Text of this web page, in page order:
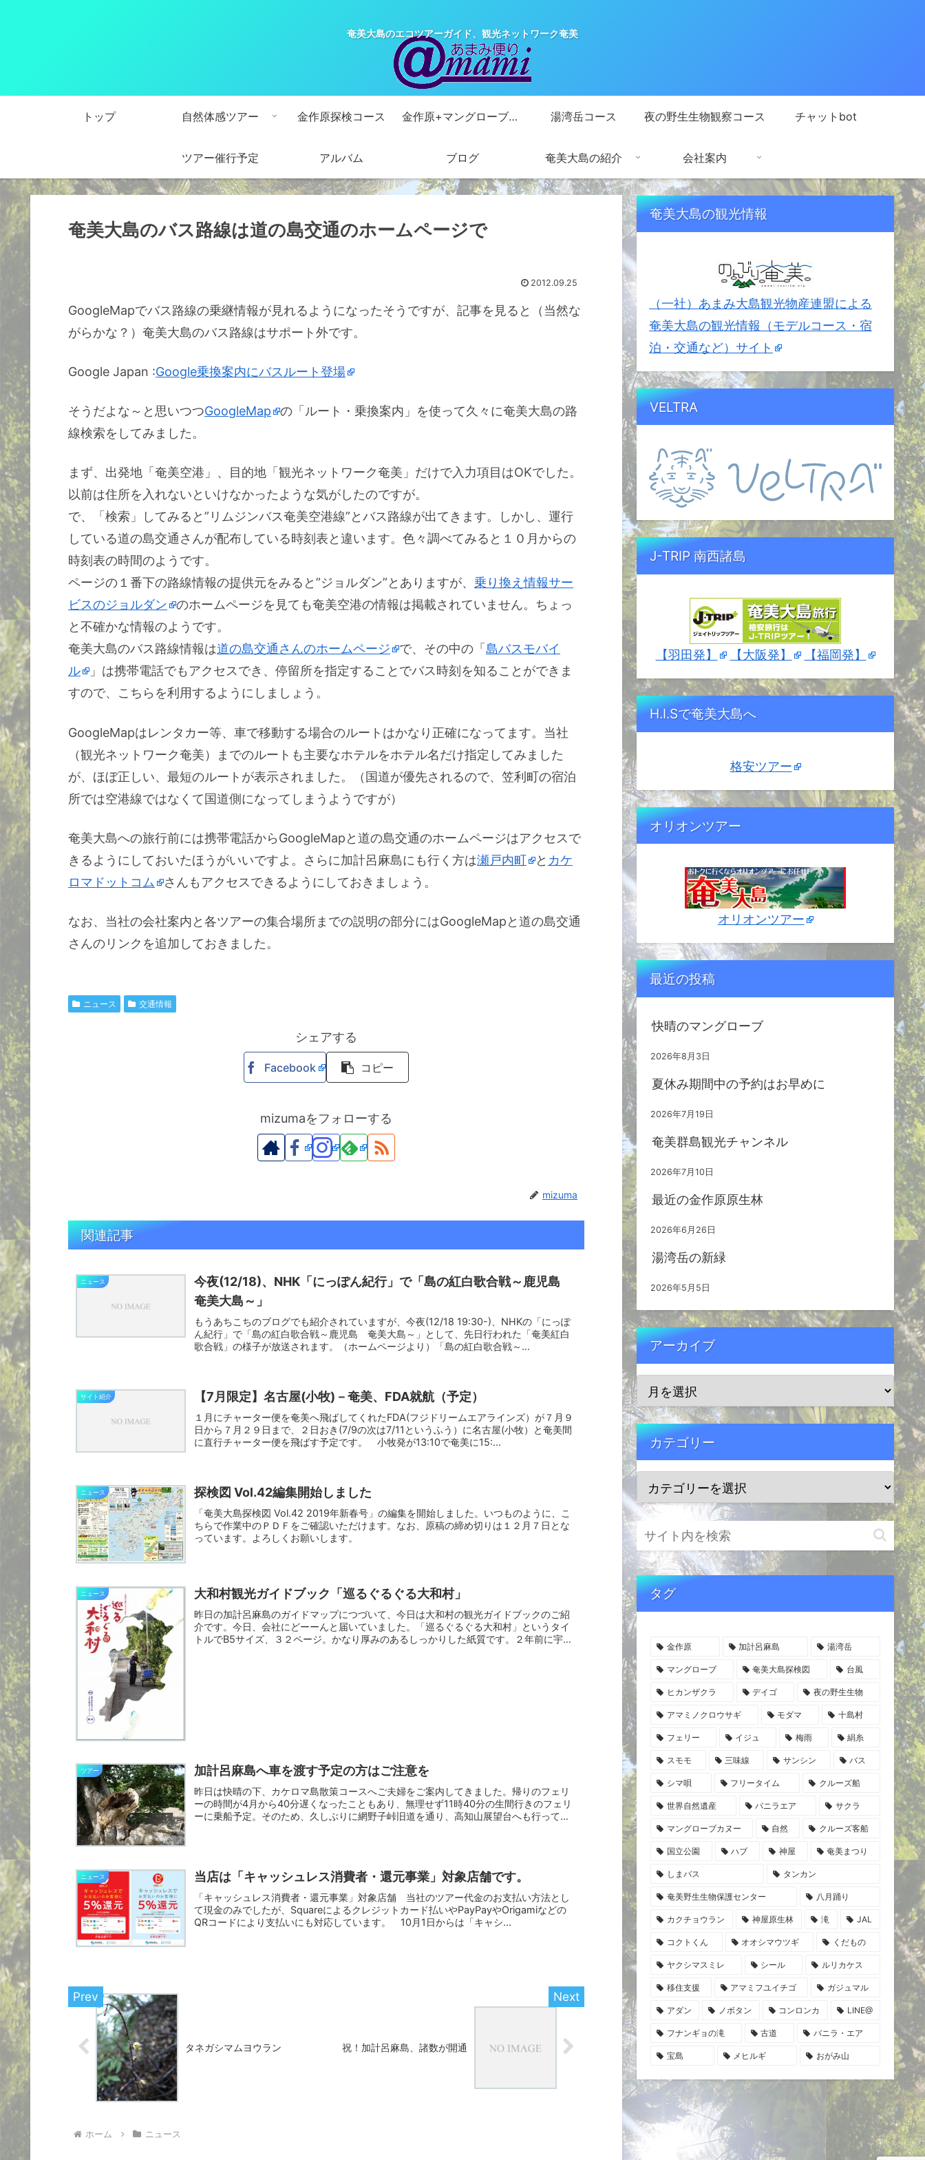
奄美大島のエコツアーガイド、観光ネットワーク奄美
トップ 自然体感ツアー 金作原探検コース 金作原+マングローブカヌーコース 湯湾岳コース 夜の野生生物観察コース チャットbot
ツアー催行予定 アルバム ブログ 奄美大島の紹介 会社案内
奄美大島のバス路線は道の島交通のホームページで
2012.09.25
GoogleMapでバス路線の乗継情報が見れるようになったそうですが、記事を見ると（当然な
がらかな？）奄美大島のバス路線はサポート外です。
Google Japan :Google乗換案内にバスルート登場
そうだよな～と思いつつGoogleMap
の「ルート・乗換案内」を使って久々に奄美大島の路
線検索をしてみました。
まず、出発地「奄美空港」、目的地「観光ネットワーク奄美」だけで入力項目はOKでした。
以前は住所を入れないといけなかったような気がしたのですが。
で、「検索」してみると”リムジンバス奄美空港線”とバス路線が出てきます。しかし、運行
している道の島交通さんが配布している時刻表と違います。色々調べてみると１０月からの
時刻表の時間のようです。
ページの１番下の路線情報の提供元をみると”ジョルダン”とありますが、 乗り換え情報サー
ビスのジョルダン
のホームページを見ても奄美空港の情報は掲載されていません。ちょっ
と不確かな情報のようです。
奄美大島のバス路線情報は道の島交通さんのホームページ で、その中の「 島バスモバイ
ル
」は携帯電話でもアクセスでき、停留所を指定することでバス時刻を知ることができま
すので、こちらを利用するようにしましょう。
GoogleMapはレンタカー等、車で移動する場合のルートはかなり正確になってます。当社
（観光ネットワーク奄美）までのルートも主要なホテルをホテル名だけ指定してみました
が、ほぼ正しい、最短のルートが表示されました。（国道が優先されるので、笠利町の宿泊
所では空港線ではなくて国道側になってしまうようですが）
奄美大島への旅行前には携帯電話からGoogleMapと道の島交通のホームページはアクセスで
きるようにしておいたほうがいいですよ。さらに加計呂麻島にも行く方は瀬戸内町 と カケ
ロマドットコム
さんもアクセスできるようにしておきましょう。
なお、当社の会社案内と各ツアーの集合場所までの説明の部分にはGoogleMapと道の島交通
さんのリンクを追加しておきました。
ニュース 交通情報
シェアする
Facebook コピー
mizumaをフォローする
mizuma
関連記事
ニュース
今夜(12/18)、NHK「にっぽん紀行」で「島の紅白歌合戦～鹿児島
奄美大島～」
もうあちこちのブログでも紹介されていますが、今夜(12/18 19:30-)、NHKの「にっぽ
ん紀行」で「島の紅白歌合戦～鹿児島 奄美大島～」として、先日行われた「奄美紅白
歌合戦」の様子が放送されます。（ホームページより）「島の紅白歌合戦～...
サイト紹介 【7月限定】名古屋(小牧)－奄美、FDA就航（予定）
１月にチャーター便を奄美へ飛ばしてくれたFDA(フジドリームエアラインズ）が７月９
日から７月２９日まで、２日おき(7/9の次は7/11というふう）に名古屋(小牧）と奄美間
に直行チャーター便を飛ばす予定です。 小牧発が13:10で奄美に15:...
ニュース 探検図 Vol.42編集開始しました
「奄美大島探検図 Vol.42 2019年新春号」の編集を開始しました。いつものように、こ
ちらで作業中のＰＤＦをご確認いただけます。なお、原稿の締め切りは１２月７日とな
っています。よろしくお願いします。
ニュース 大和村観光ガイドブック「巡るぐるぐる大和村」
昨日の加計呂麻島のガイドマップにつづいて、今日は大和村の観光ガイドブックのご紹
介です。今日、会社にどーーんと届いていました。「巡るぐるぐる大和村」というタイ
トルでB5サイズ、３２ページ。かなり厚みのあるしっかりした紙質です。２年前に宇検
ツアー 加計呂麻島へ車を渡す予定の方はご注意を
昨日は快晴の下、カケロマ島散策コースへご夫婦をご案内してきました。帰りのフェリ
ーの時間が4月から40分遅くなったこともあり、無理せず11時40分の生間行きのフェリ
ーに乗船予定。そのため、久しぶりに網野子峠旧道を通り、高知山展望台へも行って
ニュース 当店は「キャッシュレス消費者・還元事業」対象店舗です。
「キャッシュレス消費者・還元事業」対象店舗 当社のツアー代金のお支払い方法とし
て現金のみでしたが、Squareによるクレジットカード払いやPayPayやOrigamiなどの
QRコードにより支払いにも対応しています。 10月1日からは「キャシ...
タネガシマムヨウラン 祝！加計呂麻島、諸数が開通
ホーム ニュース
奄美大島の観光情報
（一社）あまみ大島観光物産連盟による
奄美大島の観光情報（モデルコース・宿
泊・交通など）サイト
VELTRA
J-TRIP 南西諸島
【羽田発】 【大阪発】 【福岡発】
H.I.Sで奄美大島へ
格安ツアー
オリオンツアー
オリオンツアー
最近の投稿
快晴のマングローブ
2026年8月3日
夏休み期間中の予約はお早めに
2026年7月19日
奄美群島観光チャンネル
2026年7月10日
最近の金作原原生林
2026年6月26日
湯湾岳の新緑
2026年5月5日
アーカイブ
カテゴリー
タグ
金作原 加計呂麻島 湯湾岳
マングローブ 奄美大島探検図 台風
ヒカンザクラ デイゴ 夜の野生生物
アマミノクロウサギ モダマ 十島村
フェリー イジュ 梅雨 絹糸
スモモ 三味線 サンシン バス
シマ唄 フリータイム クルーズ船
世界自然遺産 バニラエア サクラ
マングローブカヌー 自然 クルーズ客船
国立公園 ハブ 神屋 奄美まつり
しまバス タンカン
奄美野生生物保護センター 八月踊り
カクチョウラン 神屋原生林 滝 JAL
コクトくん オオシマウツギ くだもの
ヤクシマスミレ シール ルリカケス
移住支援 アマミフユイチゴ ガジュマル
アダン ノボタン コンロンカ LINE@
フナンギョの滝 古道 バニラ・エア
宝島 メヒルギ おがみ山